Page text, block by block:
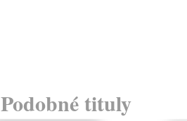
Podobné tituly